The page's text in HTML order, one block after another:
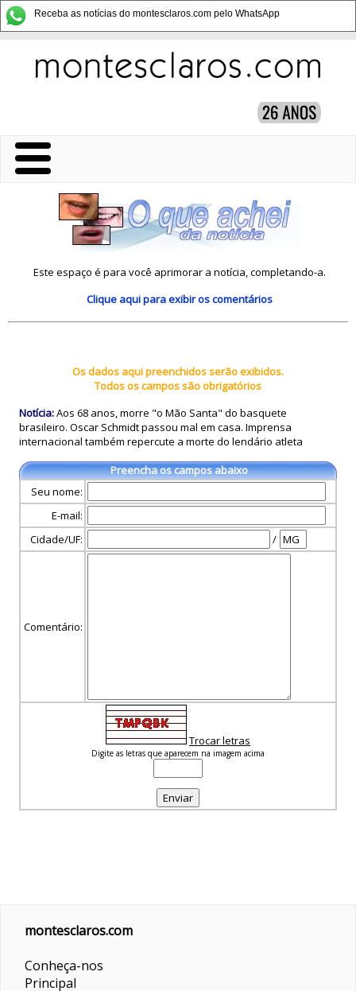
Receba as notícias do montesclaros.com pelo WhatsApp
Este espaço é para você aprimorar a notícia, completando-a.
Clique aquipara exibir os comentários
Os dados aqui preenchidos serão exibidos.
Todos os campos são obrigatórios
Notícia:Aos 68 anos, morre "o Mão Santa" do basquete
brasileiro. Oscar Schmidt passou mal em casa. Imprensa
internacional também repercute a morte do lendário atleta
Preencha os campos abaixo
Seu nome:
E-mail:
Cidade/UF:
/
Comentário:
Trocar letras
Digite as letras que aparecem na imagem acima
montesclaros.com
Conheça-nos
Principal